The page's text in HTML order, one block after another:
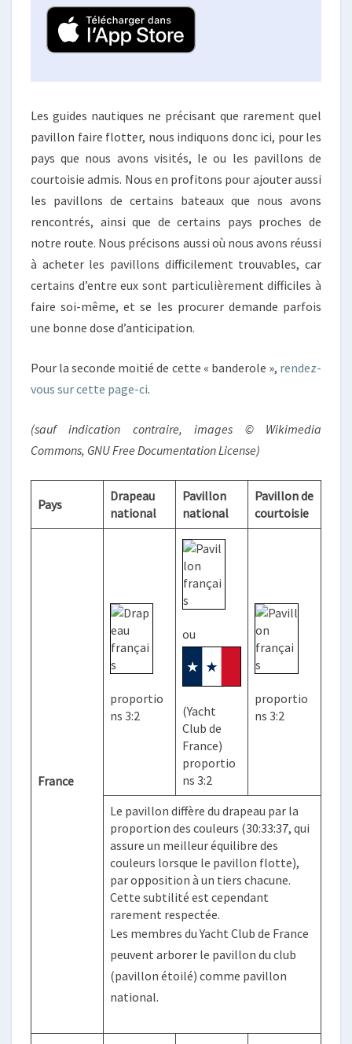
Les guides nautiques ne précisant que rarement quel
pavillon faire flotter, nous indiquons donc ici, pour les
pays que nous avons visités, le ou les pavillons de
courtoisie admis. Nous en profitons pour ajouter aussi
les pavillons de certains bateaux que nous avons
rencontrés, ainsi que de certains pays proches de
notre route. Nous précisons aussi où nous avons réussi
à acheter les pavillons difficilement trouvables, car
certains d’entre eux sont particulièrement difficiles à
faire soi-même, et se les procurer demande parfois
une bonne dose d’anticipation.
Pour la seconde moitié de cette « banderole », rendez-
vous sur cette page-ci.
(sauf indication contraire, images © Wikimedia
Commons, GNU Free Documentation License)
Pays
Drapeau
national
Pavillon
national
Pavillon de
courtoisie
France
proportio
ns 3:2
ou
(Yacht
Club de
France)
proportio
ns 3:2
proportio
ns 3:2
Le pavillon diffère du drapeau par la
proportion des couleurs (30:33:37, qui
assure un meilleur équilibre des
couleurs lorsque le pavillon flotte),
par opposition à un tiers chacune.
Cette subtilité est cependant
rarement respectée.
Les membres du Yacht Club de France
peuvent arborer le pavillon du club
(pavillon étoilé) comme pavillon
national.